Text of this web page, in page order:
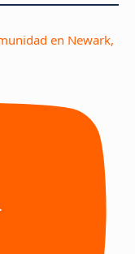
en Newark,